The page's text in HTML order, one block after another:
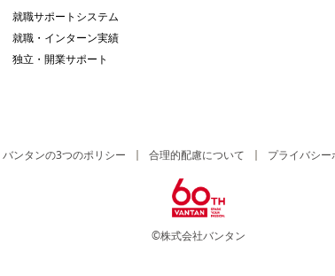
就職サポートシステム
就職・インターン実績
独立・開業サポート
バンタンの3つのポリシー 合理的配慮について プライバシー
©株式会社バンタン